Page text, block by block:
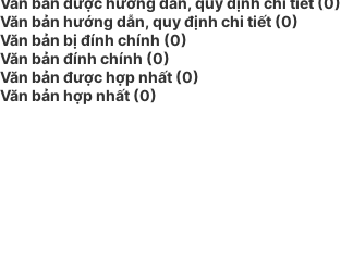
Văn bản hướng dẫn, quy định chi tiết (0)
Văn bản bị đính chính (0)
Văn bản đính chính (0)
Văn bản được hợp nhất (0)
Văn bản hợp nhất (0)